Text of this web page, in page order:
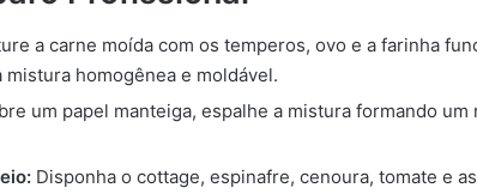
a carne moída com os temperos, ovo e a farinha
mistura homogênea e moldável.
um papel manteiga, espalhe a mistura formando um
Disponha o cottage, espinafre, cenoura, tomate e